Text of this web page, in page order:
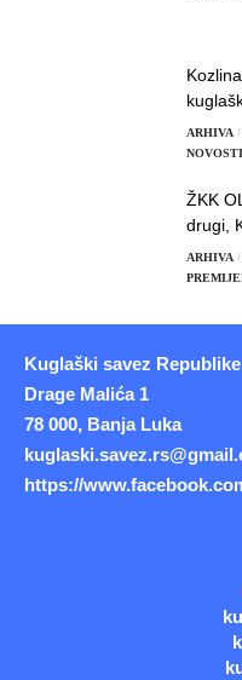
ARHIVA
NOVOSTI
ŽKK
drugi,
ARHIVA
Kuglaški savez
Drage Malića 1
78 000, Banja Luka
https://